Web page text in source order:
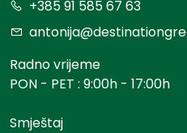
+385 91 585 67 63
Radno vrijeme
PON - PET : 9:00h - 17:00h
Smještaj